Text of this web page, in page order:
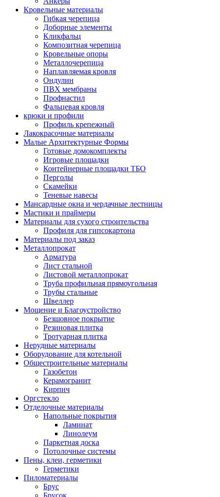
Кровельные материалы
Гибкая черепица
Доборные элементы
Кликфальц
Композитная черепица
Кровельные опоры
Металлочерепица
Наплавляемая кровля
Ондулин
ПВХ мембраны
Профнастил
Фальцевая кровля
крюки и профили
Профиль крепежный
Лакокрасочные материалы
Малые Архитектурные Формы
Готовые домокомплекты
Игровые площадки
Контейнерные площадки ТБО
Перголы
Скамейки
Теневые навесы
Мансардные окна и чердачные лестницы
Мастики и праймеры
Материалы для сухого строительства
Профиля для гипсокартона
Материалы под заказ
Металлопрокат
Арматура
Лист стальной
Листовой металлопрокат
Труба профильная прямоугольная
Трубы стальные
Швеллер
Мощение и Благоустройство
Безшовное покрытие
Резиновая плитка
Тротуарная плитка
Нерудные материалы
Оборудование для котельной
Общестроительные материалы
Газобетон
Керамогранит
Кирпич
Оргстекло
Отделочные материалы
Напольные покрытия
Ламинат
Линолеум
Паркетная доска
Потолочные системы
Пены, клеи, герметики
Герметики
Пиломатериалы
Брус